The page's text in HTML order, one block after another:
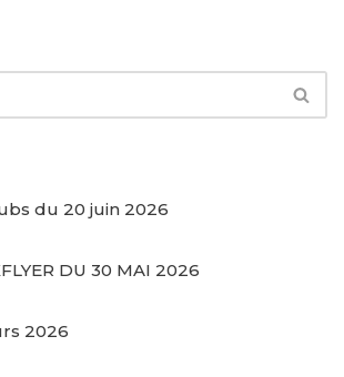
du 20 juin 2026
DU 30 MAI 2026
2026